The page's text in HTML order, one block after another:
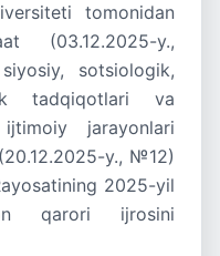
tomonidan
(03.12.2025-y.,
sotsiologik,
tadqiqotlari va
jarayonlari
y., №12)
2025-yil
qarori ijrosini